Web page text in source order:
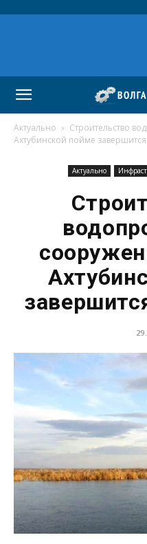
Актуально
Строительство
Ахтубинской пойме завершится
Актуально